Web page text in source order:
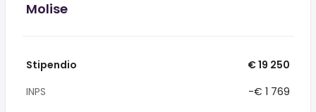
Molise
Stipendio
€ 19 250
INPS
-€ 1 769